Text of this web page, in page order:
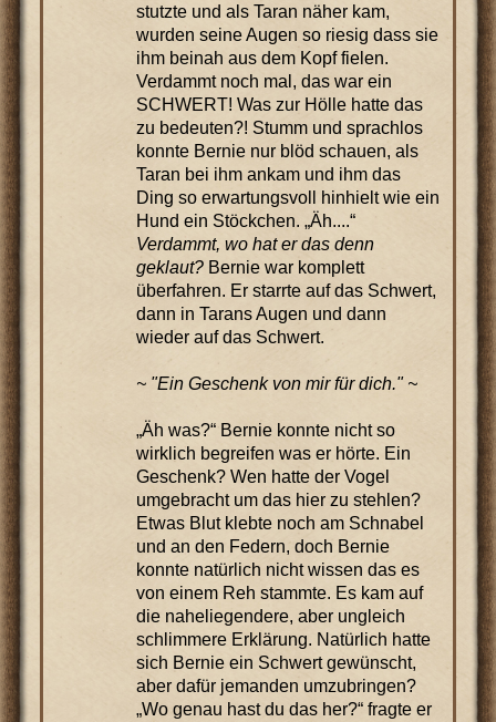
stutzte und als Taran näher kam,
wurden seine Augen so riesig dass sie
ihm beinah aus dem Kopf fielen.
Verdammt noch mal, das war ein
SCHWERT! Was zur Hölle hatte das
zu bedeuten?! Stumm und sprachlos
konnte Bernie nur blöd schauen, als
Taran bei ihm ankam und ihm das
Ding so erwartungsvoll hinhielt wie ein
Hund ein Stöckchen. „Äh....“
Verdammt, wo hat er das denn
geklaut?Bernie war komplett
überfahren. Er starrte auf das Schwert,
dann in Tarans Augen und dann
wieder auf das Schwert.
~ "Ein Geschenk von mir für dich." ~
„Äh was?“ Bernie konnte nicht so
wirklich begreifen was er hörte. Ein
Geschenk? Wen hatte der Vogel
umgebracht um das hier zu stehlen?
Etwas Blut klebte noch am Schnabel
und an den Federn, doch Bernie
konnte natürlich nicht wissen das es
von einem Reh stammte. Es kam auf
die naheliegendere, aber ungleich
schlimmere Erklärung. Natürlich hatte
sich Bernie ein Schwert gewünscht,
aber dafür jemanden umzubringen?
„Wo genau hast du das her?“ fragte er